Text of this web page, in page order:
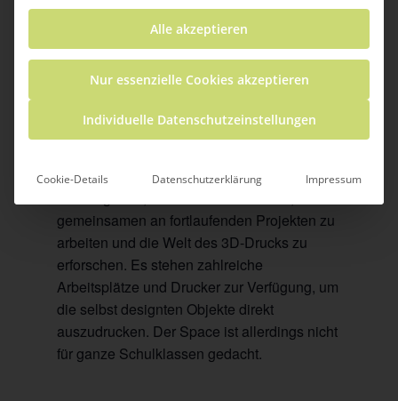
Der 3Druckraum ist eine offene 3D-Druck-
Werkstatt nach dem Konzept eines
„Makerspaces“. Hier dreht sich alles rund um
Schüler*innen, Lehrkräfte und Familien
nutzen, um ihren eigenen Ideen
gemeinsamen an fortlaufenden Projekten zu
arbeiten und die Welt des 3D-Drucks zu
erforschen. Es stehen zahlreiche
Arbeitsplätze und Drucker zur Verfügung, um
die selbst designten Objekte direkt
auszudrucken. Der Space ist allerdings nicht
für ganze Schulklassen gedacht.
Alle akzeptieren
Nur essenzielle Cookies akzeptieren
Individuelle Datenschutzeinstellungen
Cookie-Details Datenschutzerklärung Impressum